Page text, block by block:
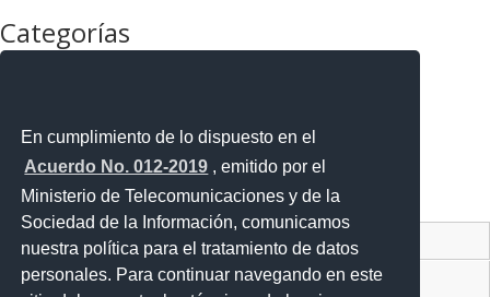
En cumplimiento de lo dispuesto en el
Acuerdo No. 012-2019 , emitido por el
Ministerio de Telecomunicaciones y de la
Sociedad de la Información, comunicamos
nuestra política para el tratamiento de datos
personales. Para continuar navegando en este
Categorías
Noticias
Noticias Destacadas
Programas y Servicios
Sin categoría
Contacto Ciudadano Digital
Portal Trámites Ciudadanos